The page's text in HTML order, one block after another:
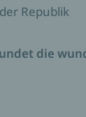
Republik
die